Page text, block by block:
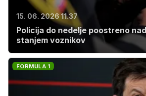
15. 06. 2026 11.37
Policija do nedelje poostreno
stanjem voznikov
FORMULA 1